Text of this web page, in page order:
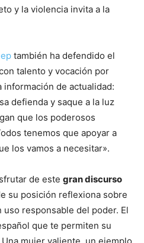
y la violencia invita a la
también ha defendido el
talento y vocación por
de actualidad:
defienda y saque a la luz
que los poderosos
tenemos que apoyar a
los vamos a necesitar».
de este gran discurso
su posición reflexiona sobre
responsable del poder. El
que te permiten su